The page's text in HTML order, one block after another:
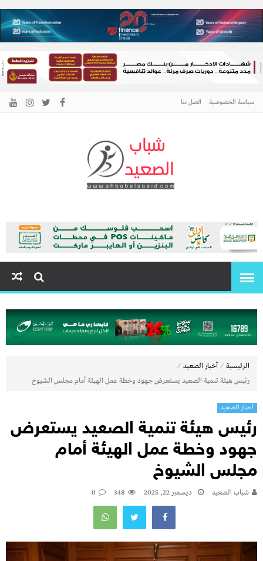
سياسة الخصوصية اتصل بنا
شباب الصعيد
الرئيسية ⁄ أخبار الصعيد ⁄
رئيس هيئة تنمية الصعيد يستعرض جهود وخطة عمل الهيئة أمام مجلس الشيوخ
أخبار الصعيد
رئيس هيئة تنمية الصعيد يستعرض
جهود وخطة عمل الهيئة أمام
مجلس الشيوخ
شباب الصعيد ديسمبر 22, 2025 348
0